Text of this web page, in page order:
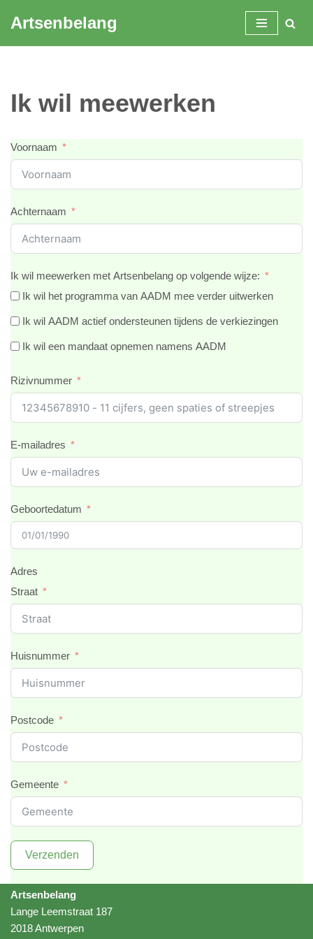
Artsenbelang
Ik wil meewerken
Voornaam
Achternaam
Ik wil meewerken met Artsenbelang op volgende wijze:
Ik wil het programma van AADM mee verder uitwerken
Ik wil AADM actief ondersteunen tijdens de verkiezingen
Ik wil een mandaat opnemen namens AADM
Rizivnummer
E-mailadres
Geboortedatum
Adres
Straat
Huisnummer
Postcode
Gemeente
Verzenden
Artsenbelang
Lange Leemstraat 187
2018 Antwerpen